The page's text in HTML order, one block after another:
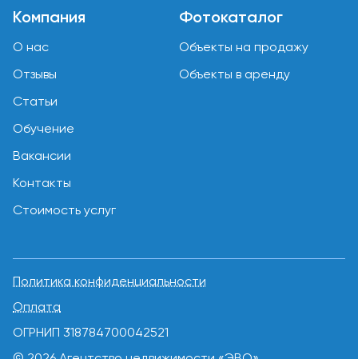
Компания
О нас
Отзывы
Статьи
Обучение
Вакансии
Контакты
Стоимость услуг
Фотокаталог
Объекты на продажу
Объекты в аренду
Политика конфиденциальности
Оплата
ОГРНИП 318784700042521